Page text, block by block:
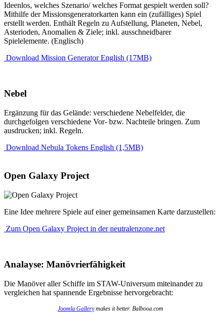
Ideenlos, welches Szenario/ welches Format gespielt werden soll?
Mithilfe der Missionsgeneratorkarten kann ein (zufälliges) Spiel
erstellt werden. Enthält Regeln zu Aufstellung, Planeten, Nebel,
Asterioden, Anomalien & Ziele; inkl. ausschneidbarer
Spielelemente. (Englisch)
Download Mission Generator English (17MB)
Nebel
Ergänzung für das Gelände: verschiedene Nebelfelder, die
durchgefolgen verschiedene Vor- bzw. Nachteile bringen. Zum
ausdrucken; inkl. Regeln.
Download Nebula Tokens English (1,5MB)
Open Galaxy Project
Eine Idee mehrere Spiele auf einer gemeinsamen Karte darzustellen:
Zum Open Galaxy Project in der neutralenzone.net
Analayse: Manövrierfähigkeit
Die Manöver aller Schiffe im STAW-Universum miteinander zu
vergleichen hat spannende Ergebnisse hervorgebracht:
Joomla Gallerymakes it better. Balbooa.com